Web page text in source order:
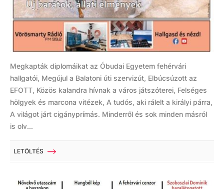
Megkapták diplomáikat az Óbudai Egyetem fehérvári
hallgatói, Megújul a Balatoni úti szervizút, Elbúcsúzott az
EFOTT, Közös kalandra hívnak a város játszóterei, Felséges
hölgyek és marcona vitézek, A tudós, aki rálelt a királyi párra,
A világot járt cigányprímás. Minderről és sok minden másról
is olv...
LETÖLTÉS